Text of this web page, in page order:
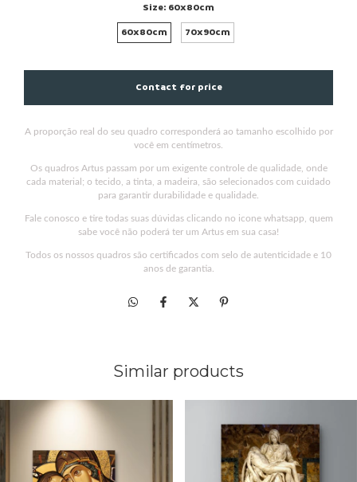
Size: 60x80cm
60x80cm
70x90cm
A proporção real do seu quadro corresponderá ao tamanho escolhido por
você em centímetros.
Os quadros Artus passam por um exigente controle de qualidade, onde
cada material; o tecido, a tinta, a madeira, são selecionados com cuidado
para garantir durabilidade e qualidade.
Fale conosco e tire todas suas dúvidas clicando no icone whatsapp, quem
sabe você não poderá ter um Artus em sua casa!
Todos os nossos quadros são certificados com selo de autenticidade e 10
anos de garantia.
Similar products